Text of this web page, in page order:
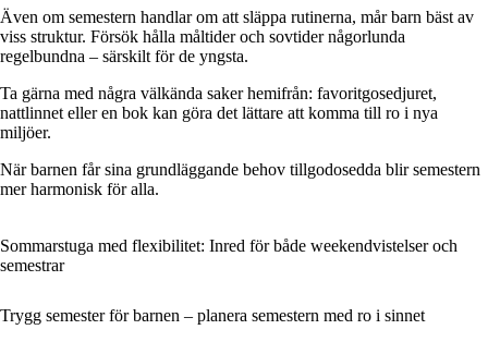
Även om semestern handlar om att släppa rutinerna, mår barn bäst av
viss struktur. Försök hålla måltider och sovtider någorlunda
regelbundna – särskilt för de yngsta.
Ta gärna med några välkända saker hemifrån: favoritgosedjuret,
nattlinnet eller en bok kan göra det lättare att komma till ro i nya
miljöer.
När barnen får sina grundläggande behov tillgodosedda blir semestern
mer harmonisk för alla.
Sommarstuga med flexibilitet: Inred för både weekendvistelser och
semestrar
Trygg semester för barnen – planera semestern med ro i sinnet